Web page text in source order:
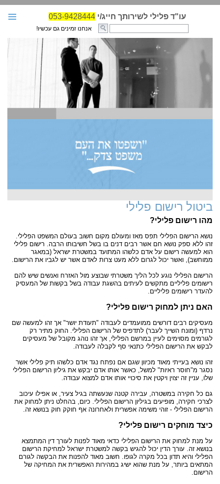
עו"ד פלילי לשירותך חייג/י 053-9428444
אנחנו זמינים גם עכשיו!
עו"ד פלילי
בחירת עו"ד פלילי
עבירות ועונשים
מאמרים
גזרי דין לדוגמא
קבצי חקיקה-פלילי
אודות האתר
צור קשר
ביטול רישום פלילי
מהו רישום פלילי?
נושא הרישום הפלילי תפס מאז ומעולם מקום חשוב בעולם המשפט הפלילי.
זהו ללא ספק נושא חם אשר רבים דנים בו בשל חשיבותו הרבה. רישום פלילי
הוא למעשה רישום על אדם כלשהו המתועד במשטרת ישראל (במאגר
ממוחשב), ואשר יכול לגרום ללא מעט צרות לאדם אשר יש לגביו את הרישום.
הרישום הפלילי נוגע לכל הליך משטרתי שבוצע מול האזרח ואנשים שיש להם
רישומים פליליים מתקשים לעיתים בהשגת עבודה בשל בקשות של המעסיק
להעדר רישומים פליליים.
האם ניתן למחוק רישום פלילי?
מעסיקים רבים דורשים ממועמדים לעבודה "תעודת יושר" אך זהו למעשה שם
נרדף (ומונח השייך לעבר) לתדפיס של הרישום הפלילי. החוק מתיר רק
לגורמים מסוימים לעיין במרשם הפלילי, אך זהו נוהג מקובל של מעסיקים
לבקש את הרישום הפלילי כתנאי סף לקבלה לעבודה.
זהו נושא בעייתי מאוד מכיוון שגם אם נפתח נגד אדם כלשהו תיק פלילי אשר
נסגר מ"חוסר ראיות" למשל, כאשר אותו אדם יבקש את גיליון הרישום הפלילי
שלו, עניין זה יצוין ויקטין את סיכויי אותו אדם למצוא עבודה.
גם כל חקירה במשטרה, עבירה קטנה שנעשתה בגיל צעיר, או אפילו עיכוב
לצרכי חקירה, מופיעים בגיליון הרישום הפלילי. כיום, בהחלט ניתן למחוק את
הרישום הפלילי - זוהי משימה אפשרית ולאחרונה אף חוקק חוק בנושא זה.
כיצד מוחקים רישום פלילי?
על מנת למחוק את הרישום הפלילי כדאי מאוד לפנות לעורך דין המתמצא
בנושא זה. עורך הדין יכול להגיש בקשה למשטרת ישראל למחיקת הרישום
הפלילי והיא תדון בכל מקרה לגופו. חשוב מאוד להפנות את הבקשה לגורם
המתאים ביותר, על מנת שהוא ישיג במהירות האפשרית את המחיקה של
הרישום.